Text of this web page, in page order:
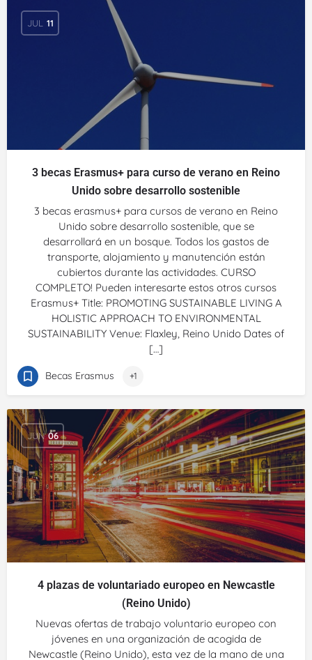
JUL 11
3 becas Erasmus+ para curso de verano en Reino
Unido sobre desarrollo sostenible
3 becas erasmus+ para cursos de verano en Reino
Unido sobre desarrollo sostenible, que se
desarrollará en un bosque. Todos los gastos de
transporte, alojamiento y manutención están
cubiertos durante las actividades. CURSO
COMPLETO! Pueden interesarte estos otros cursos
Erasmus+ Title: PROMOTING SUSTAINABLE LIVING A
HOLISTIC APPROACH TO ENVIRONMENTAL
SUSTAINABILITY Venue: Flaxley, Reino Unido Dates of
[…]
Becas Erasmus +1
JUN 06
4 plazas de voluntariado europeo en Newcastle
(Reino Unido)
Nuevas ofertas de trabajo voluntario europeo con
jóvenes en una organización de acogida de
Newcastle (Reino Unido), esta vez de la mano de una